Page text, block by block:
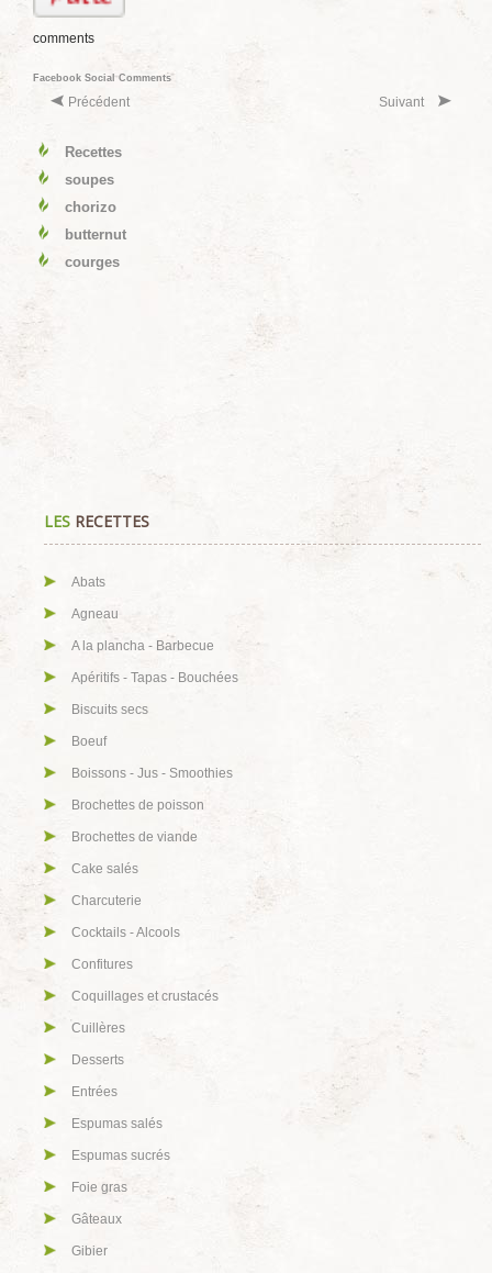
comments
Facebook Social Comments
Précédent Suivant
Recettes
soupes
chorizo
butternut
courges
LES RECETTES
Abats
Agneau
A la plancha - Barbecue
Apéritifs - Tapas - Bouchées
Biscuits secs
Boeuf
Boissons - Jus - Smoothies
Brochettes de poisson
Brochettes de viande
Cake salés
Charcuterie
Cocktails - Alcools
Confitures
Coquillages et crustacés
Cuillères
Desserts
Entrées
Espumas salés
Espumas sucrés
Foie gras
Gâteaux
Gibier